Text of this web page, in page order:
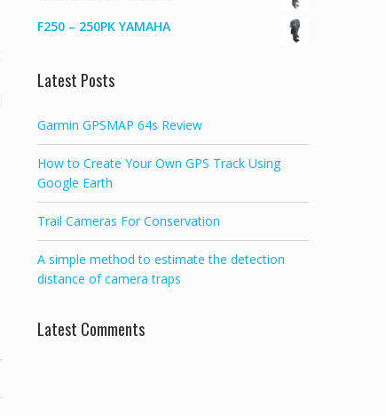
F250 – 250PK YAMAHA
Latest Posts
Garmin GPSMAP 64s Review
How to Create Your Own GPS Track Using
Google Earth
Trail Cameras For Conservation
A simple method to estimate the detection
distance of camera traps
Latest Comments